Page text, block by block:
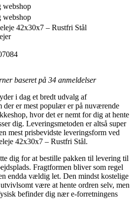
webshop
webshop
42x30x7 – Rustfri Stål
baseret på 34 anmeldelser
i dag et bredt udvalg af
der er mest populær er på nuværende
hvor det er nemt for dig at hente
dig. Leveringsmetoden er altså super
mest prisbevidste leveringsform ved
42x30x7 – Rustfri Stål.
dig for at bestille pakken til levering til
Fragtformen bliver som regel
endda vældig let. Den mindst kostelige
være at hente ordren selv, men
befinder dig nær e-forretningens